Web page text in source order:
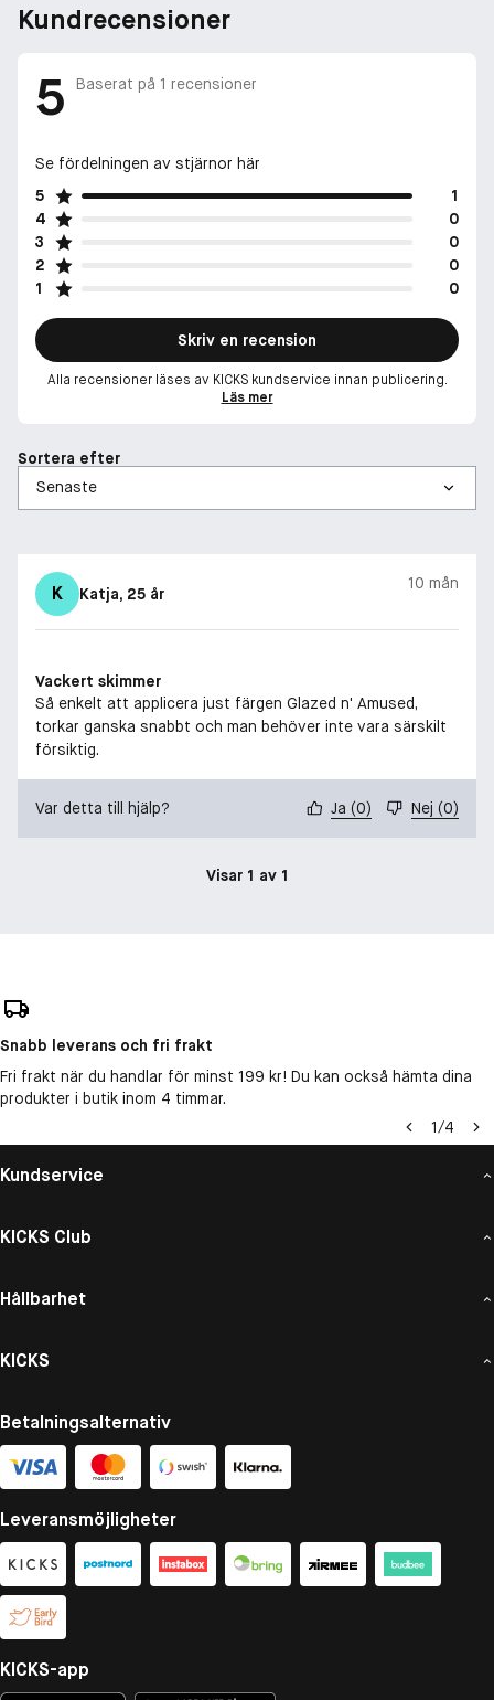
Kundrecensioner
5 Baserat på 1 recensioner
Se fördelningen av stjärnor här
5
1
4
0
3
0
2
0
1
0
Skriv en recension
Alla recensioner läses av KICKS kundservice innan publicering.
Läs mer
Sortera efter
K Katja, 25 år
10 mån
Vackert skimmer
Så enkelt att applicera just färgen Glazed n' Amused,
torkar ganska snabbt och man behöver inte vara särskilt
försiktig.
Var detta till hjälp? Ja (0) Nej (0)
Visar 1 av 1
Snabb leverans och fri frakt
Fri frakt när du handlar för minst 199 kr! Du kan också hämta dina
produkter i butik inom 4 timmar.
1/4
Kundservice
KICKS Club
Hållbarhet
KICKS
Betalningsalternativ
Leveransmöjligheter
KICKS-app